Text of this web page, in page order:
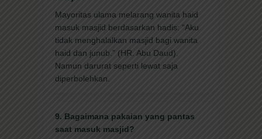
Mayoritas ulama melarang wanita haid
masuk masjid berdasarkan hadis: “Aku
tidak menghalalkan masjid bagi wanita
haid dan junub.” (HR. Abu Daud).
Namun darurat seperti lewat saja
diperbolehkan.
9. Bagaimana pakaian yang pantas
saat masuk masjid?